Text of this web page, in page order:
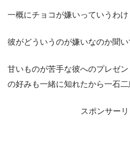
一概にチョコが嫌いっていうわけ
彼がどういうのが嫌いなのか聞い
甘いものが苦手な彼へのプレゼ
の好みも一緒に知れたから一石二
スポンサー